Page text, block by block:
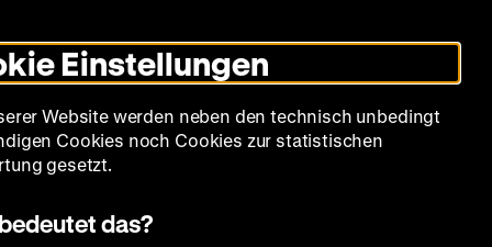
Modus
umschalten
Sprache
Filmreihen Über uns
Einstellungen
Website werden neben den technisch unbedingt
Cookies noch Cookies zur statistischen
gesetzt.
das?